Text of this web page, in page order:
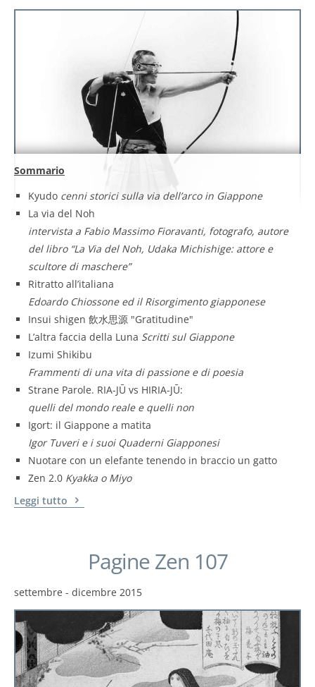
Sommario
Kyudo cenni storici sulla via dell’arco in Giappone
La via del Noh
intervista a Fabio Massimo Fioravanti, fotografo, autore
del libro “La Via del Noh, Udaka Michishige: attore e
scultore di maschere”
Ritratto all’italiana
Edoardo Chiossone ed il Risorgimento giapponese
Insui shigen 飲水思源 "Gratitudine"
L’altra faccia della Luna Scritti sul Giappone
Izumi Shikibu
Frammenti di una vita di passione e di poesia
Strane Parole. RIA-JŪ vs HIRIA-JŪ:
quelli del mondo reale e quelli non
Igort: il Giappone a matita
Igor Tuveri e i suoi Quaderni Giapponesi
Nuotare con un elefante tenendo in braccio un gatto
Zen 2.0 Kyakka o Miyo
Leggi tutto
Pagine Zen 107
settembre - dicembre 2015